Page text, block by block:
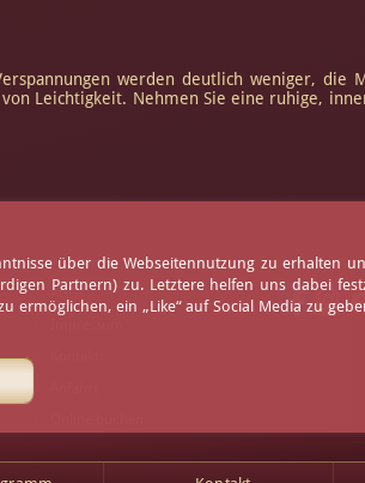
werden deutlich weniger, die
Leichtigkeit. Nehmen Sie eine ruhige,
AGB
über die Webseitennutzung zu erhalten
Partnern) zu. Letztere helfen uns dabei
ein „Like“ auf Social Media zu